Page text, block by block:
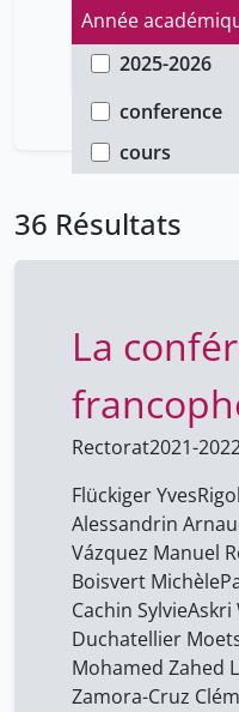
Année
2025-2026
2024-2025
2021-2022
Type de document
conference
cours
36 Résultats
La
Rectorat2021-
Flückiger Yves
Alessandrin
Vázquez Manuel
Boisvert Michèle
Cachin SylvieAskri
Duchatellier
Mohamed Zahed
Zamora-Cruz